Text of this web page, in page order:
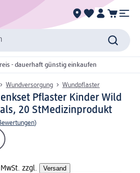
- dauerhaft günstig einkaufen
Wundversorgung Wundpflaster
Pflaster Kinder Wild
20 StMedizinprodukt
)
zzgl. Versand